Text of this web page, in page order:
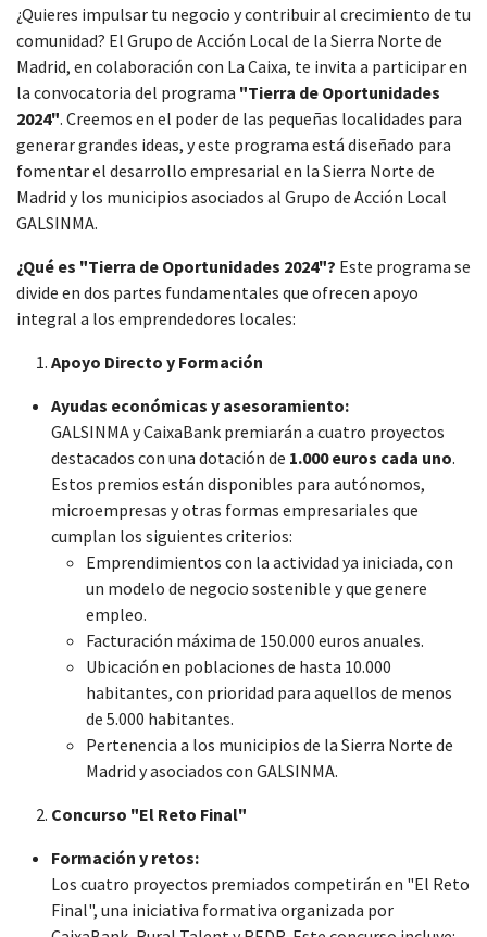
¿Quieres impulsar tu negocio y contribuir al crecimiento de tu
comunidad? El Grupo de Acción Local de la Sierra Norte de
Madrid, en colaboración con La Caixa, te invita a participar en
la convocatoria del programa "Tierra de Oportunidades
2024". Creemos en el poder de las pequeñas localidades para
generar grandes ideas, y este programa está diseñado para
fomentar el desarrollo empresarial en la Sierra Norte de
Madrid y los municipios asociados al Grupo de Acción Local
GALSINMA.
¿Qué es "Tierra de Oportunidades 2024"? Este programa se
divide en dos partes fundamentales que ofrecen apoyo
integral a los emprendedores locales:
Apoyo Directo y Formación
Ayudas económicas y asesoramiento:
GALSINMA y CaixaBank premiarán a cuatro proyectos
destacados con una dotación de 1.000 euros cada uno.
Estos premios están disponibles para autónomos,
microempresas y otras formas empresariales que
cumplan los siguientes criterios:
Emprendimientos con la actividad ya iniciada, con
un modelo de negocio sostenible y que genere
empleo.
Facturación máxima de 150.000 euros anuales.
Ubicación en poblaciones de hasta 10.000
habitantes, con prioridad para aquellos de menos
de 5.000 habitantes.
Pertenencia a los municipios de la Sierra Norte de
Madrid y asociados con GALSINMA.
Concurso "El Reto Final"
Formación y retos:
Los cuatro proyectos premiados competirán en "El Reto
Final", una iniciativa formativa organizada por